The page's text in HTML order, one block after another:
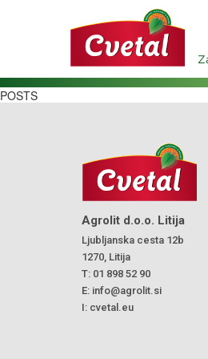
POSTS
Agrolit d.o.o. Litija
Ljubljanska cesta 12b
1270, Litija
T: 01 898 52 90
E: info@agrolit.si
I: cvetal.eu